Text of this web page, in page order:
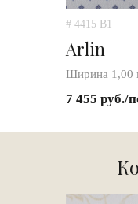
# 4415 B1
Arlin
Ширина 1,00
7 455 руб./